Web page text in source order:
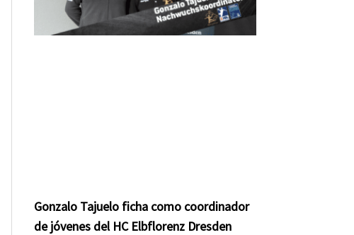
Gonzalo Tajuelo ficha como coordinador
de jóvenes del HC Elbflorenz Dresden